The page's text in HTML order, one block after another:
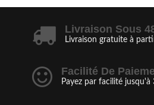
Livraison Sous
Livraison gratuite à
Facilité De
Payez par facilité jusqu'à